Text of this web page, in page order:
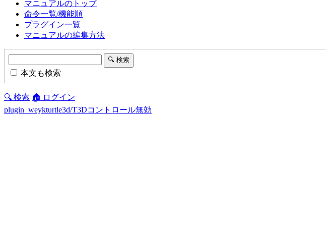
マニュアルのトップ
命令一覧/機能順
プラグイン一覧
マニュアルの編集方法
本文も検索
🔍 検索 🏠 ログイン
plugin_weykturtle3d/T3Dコントロール無効